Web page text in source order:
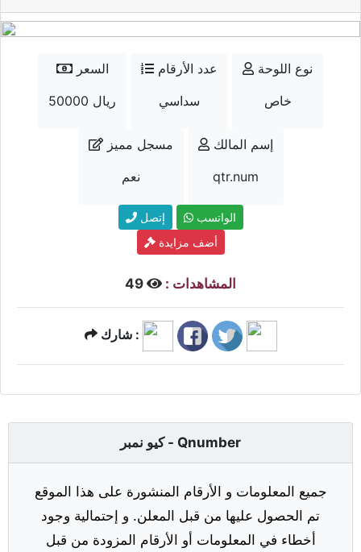
السعر
50000 ريال
عدد الأرقام
سداسي
نوع اللوحة
خاص
مسجل مميز
نعم
إسم المالك
qtr.num
إتصل
الواتسب
أضف مزايدة
المشاهدات :
شارك :
كيو نمبر - Qnumber
جميع المعلومات و الأرقام المنشورة على هذا الموقع
تم الحصول عليها من قبل المعلن. و إحتمالية وجود
أخطاء في المعلومات أو الأرقام المزودة من قبل